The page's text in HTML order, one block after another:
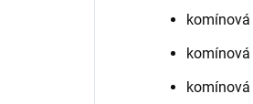
komínová